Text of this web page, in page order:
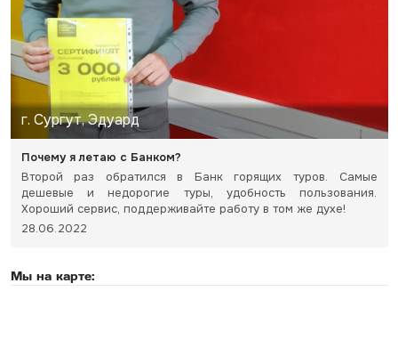
г. Сургут, Эдуард
Почему я летаю с Банком?
Второй раз обратился в Банк горящих туров. Самые
дешевые и недорогие туры, удобность пользования.
Хороший сервис, поддерживайте работу в том же духе!
28.06.2022
Мы на карте: